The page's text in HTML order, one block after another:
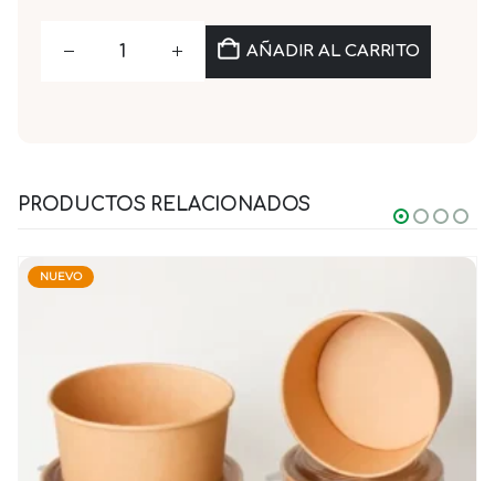
AÑADIR AL CARRITO
PRODUCTOS RELACIONADOS
NUEVO